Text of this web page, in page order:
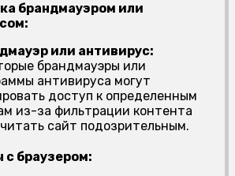
брандмауэром или
или антивирус:
брандмауэры или
антивируса могут
доступ к определенным
из-за фильтрации контента
сайт подозрительным.
браузером: